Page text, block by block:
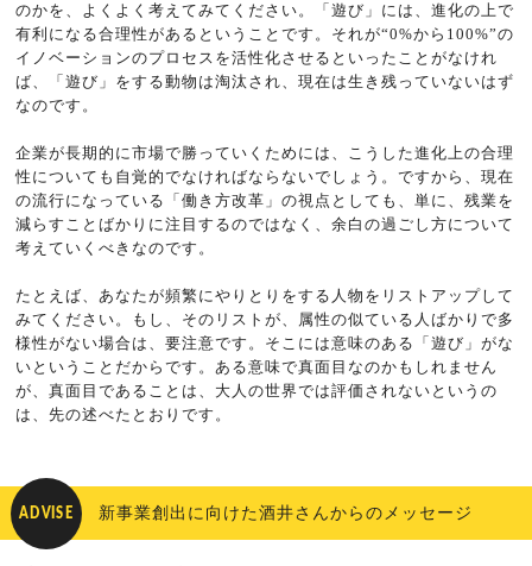
のかを、よくよく考えてみてください。「遊び」には、進化の上で
有利になる合理性があるということです。それが“0%から100%”の
イノベーションのプロセスを活性化させるといったことがなけれ
ば、「遊び」をする動物は淘汰され、現在は生き残っていないはず
なのです。
企業が長期的に市場で勝っていくためには、こうした進化上の合理
性についても自覚的でなければならないでしょう。ですから、現在
の流行になっている「働き方改革」の視点としても、単に、残業を
減らすことばかりに注目するのではなく、余白の過ごし方について
考えていくべきなのです。
たとえば、あなたが頻繁にやりとりをする人物をリストアップして
みてください。もし、そのリストが、属性の似ている人ばかりで多
様性がない場合は、要注意です。そこには意味のある「遊び」がな
いということだからです。ある意味で真面目なのかもしれません
が、真面目であることは、大人の世界では評価されないというの
は、先の述べたとおりです。
ADVISE 新事業創出に向けた酒井さんからのメッセージ